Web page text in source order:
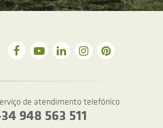
de atendimento telefónico
948 563 511